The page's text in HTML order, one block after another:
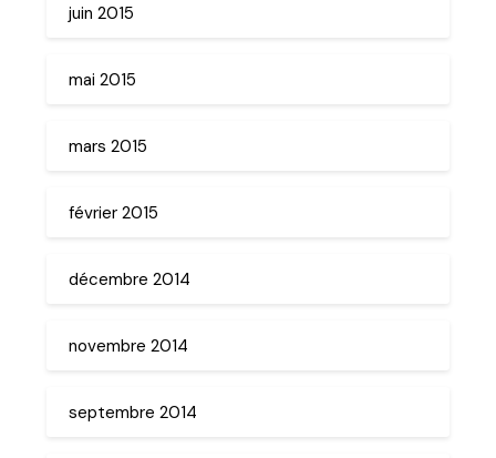
juin 2015
mai 2015
mars 2015
février 2015
décembre 2014
novembre 2014
septembre 2014